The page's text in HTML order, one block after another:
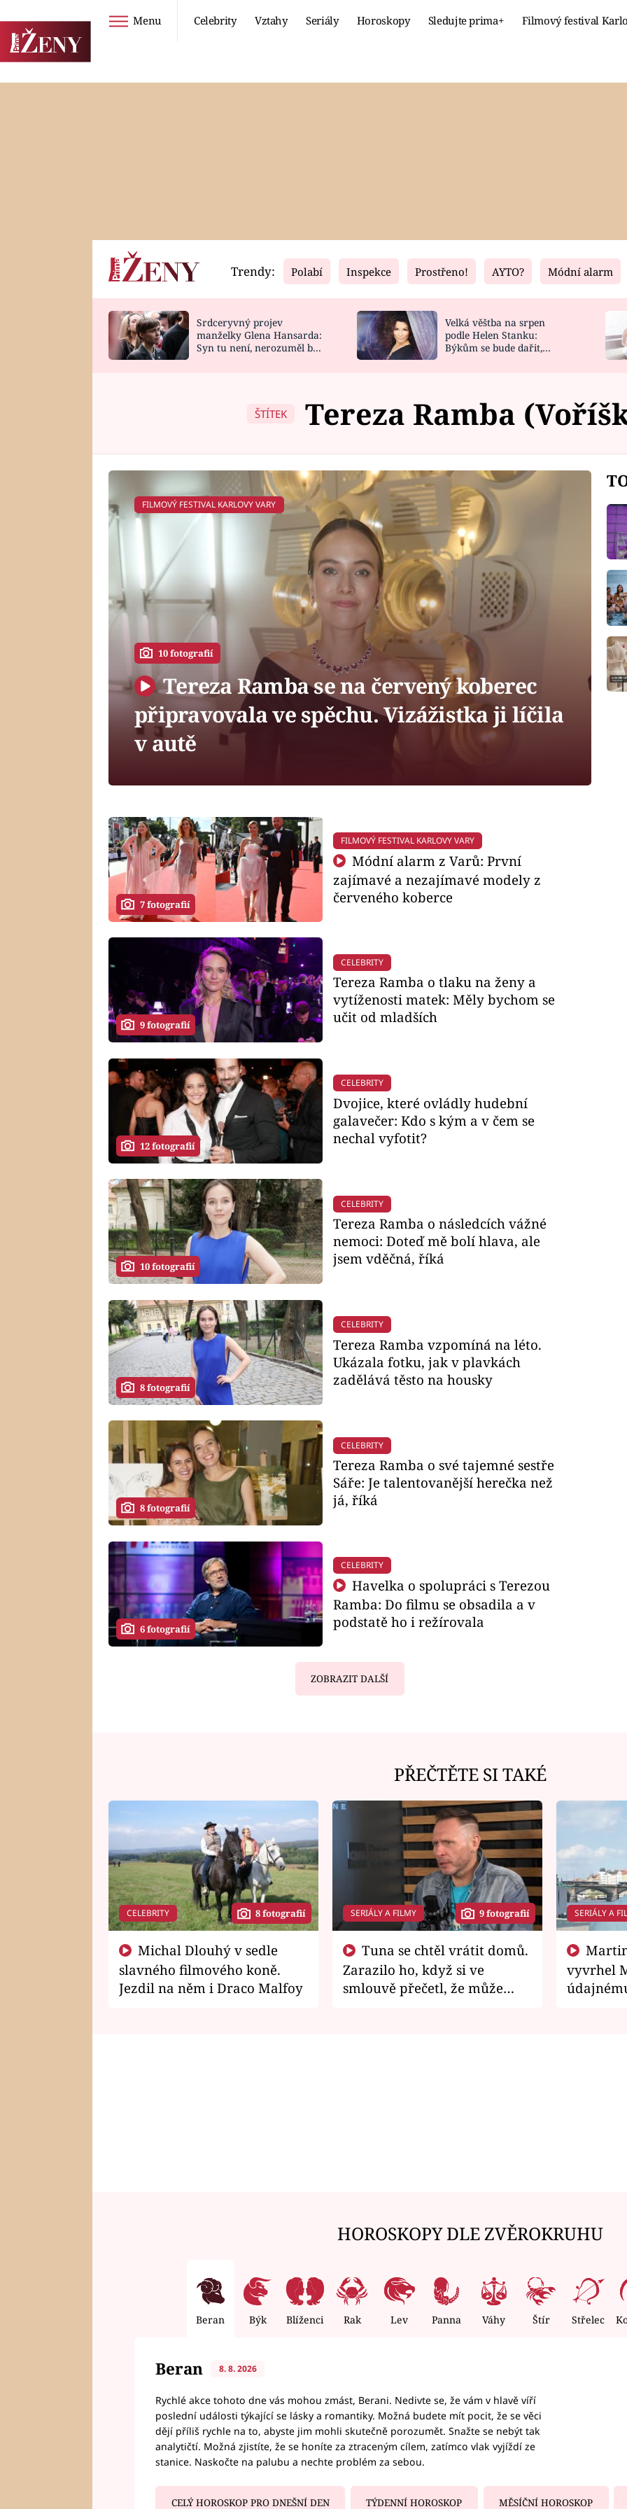
Menu Celebrity Vztahy Seriály Horoskopy Sledujte prima+ Filmový festival
Horoskopy
HOROSKOP NA
Video
CELEBRITY
VAŘENÍ
Fresh
NOVINKY
VIDEORECEPTY
Living
DESIGN
Trendy: Polabí Inspekce Prostřeno! AYTO? Módní alarm
Srdceryvný projev
manželky Glena Hansarda:
Syn tu není, nerozuměl by
Velká věštba na srpen
podle Helen Stanku:
Býkům se bude dařit,
ŠTÍTEK Tereza Ramba
FILMOVÝ FESTIVAL KARLOVY VARY
10 fotografií
Tereza Ramba se na červený koberec
připravovala ve spěchu. Vizážistka ji líčila
v autě
7 fotografií
FILMOVÝ FESTIVAL KARLOVY VARY
Módní alarm z Varů: První
zajímavé a nezajímavé modely z
červeného koberce
9 fotografií
CELEBRITY
Tereza Ramba o tlaku na ženy a
vytíženosti matek: Měly bychom se
učit od mladších
12 fotografií
CELEBRITY
Dvojice, které ovládly hudební
galavečer: Kdo s kým a v čem se
nechal vyfotit?
10 fotografií
CELEBRITY
Tereza Ramba o následcích vážné
nemoci: Doteď mě bolí hlava, ale
jsem vděčná, říká
8 fotografií
CELEBRITY
Tereza Ramba vzpomíná na léto.
Ukázala fotku, jak v plavkách
zadělává těsto na housky
8 fotografií
CELEBRITY
Tereza Ramba o své tajemné sestře
Sáře: Je talentovanější herečka než
já, říká
6 fotografií
CELEBRITY
Havelka o spolupráci s Terezou
Ramba: Do filmu se obsadila a v
podstatě ho i režírovala
ZOBRAZIT DALŠÍ
PŘEČTĚTE SI TAKÉ
CELEBRITY 8 fotografií
slavného filmového koně.
Jezdil na něm i Draco Malfoy
SERIÁLY A FILMY 9 fotografií
Zarazilo ho, když si ve
smlouvě přečetl, že může
SERIÁLY A
vyvrhel
HOROSKOPY DLE ZVĚROKRUHU
Beran Býk Blíženci Rak Lev Panna Váhy Štír Střelec
Beran 8. 8. 2026
Rychlé akce tohoto dne vás mohou zmást, Berani. Nedivte se, že vám v hlavě víří
poslední události týkající se lásky a romantiky. Možná budete mít pocit, že se věci
dějí příliš rychle na to, abyste jim mohli skutečně porozumět. Snažte se nebýt tak
analytičtí. Možná zjistíte, že se honíte za ztraceným cílem, zatímco vlak vyjíždí ze
stanice. Naskočte na palubu a nechte problém za sebou.
CELÝ HOROSKOP PRO DNEŠNÍ DEN TÝDENNÍ HOROSKOP MĚSÍČNÍ HOROSKOP